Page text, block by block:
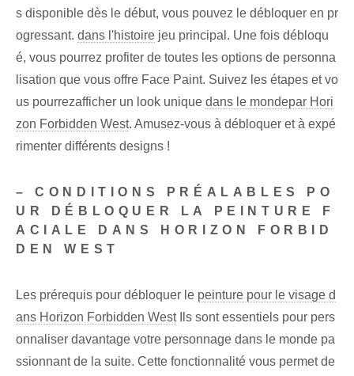
s disponible dès le début, vous pouvez le débloquer en pr
ogressant. dans l'histoire jeu principal. Une fois débloqu
é, vous pourrez profiter de toutes les options de personna
lisation que vous offre Face Paint. Suivez les ⁤étapes et vo
us pourrez‌afficher un look unique dans le mondepar Hori
zon Forbidden West.​ Amusez-vous à débloquer et à expé
rimenter différents designs !
– CONDITIONS PRÉALABLES PO
UR DÉBLOQUER LA PEINTURE F
ACIALE DANS HORIZON FORBID
DEN WEST
Les ‌prérequis pour débloquer le peinture pour le visage d
ans Horizon Forbidden WestIls sont essentiels pour pers
onnaliser davantage votre personnage dans le monde pa
ssionnant de la suite. Cette fonctionnalité vous permet⁤ de